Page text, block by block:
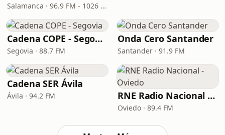
Salamanca · 96.9 FM - 1026 AM
Cadena COPE - Segovia
Segovia · 88.7 FM
Onda Cero Santander
Santander · 91.9 FM
Cadena SER Ávila
Ávila · 94.2 FM RNE Radio Nacional - Oviedo
Oviedo · 89.4 FM